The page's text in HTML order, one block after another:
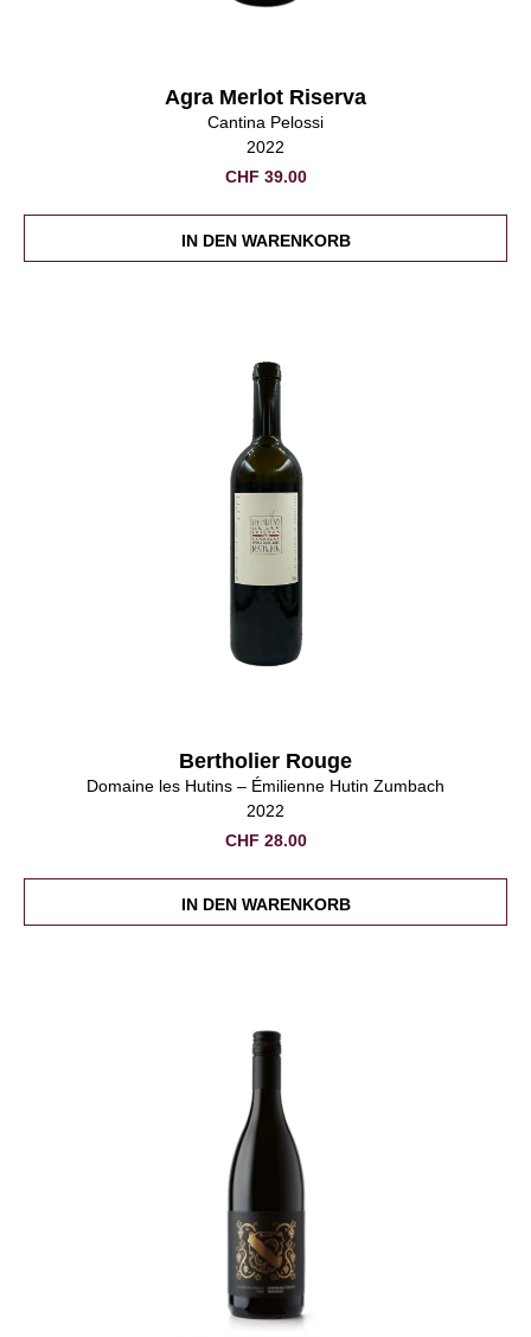
Agra Merlot Riserva
Cantina Pelossi
2022
CHF 39.00
IN DEN WARENKORB
Bertholier Rouge
Domaine les Hutins – Émilienne Hutin Zumbach
2022
CHF 28.00
IN DEN WARENKORB